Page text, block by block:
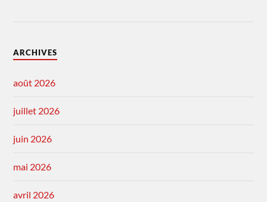
ARCHIVES
août 2026
juillet 2026
juin 2026
mai 2026
avril 2026